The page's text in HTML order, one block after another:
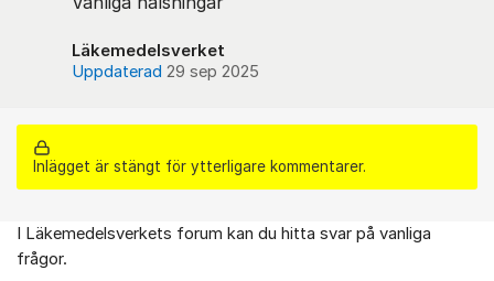
Läkemedelsverket
Uppdaterad 29 sep 2025
Inlägget är stängt för ytterligare kommentarer.
Om forumet
I Läkemedelsverkets forum kan du hitta svar på vanliga
frågor.